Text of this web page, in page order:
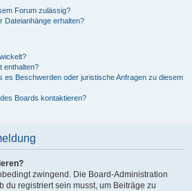
Forum zulässig?
Dateianhänge erhalten?
enthalten?
es Beschwerden oder juristische Anfragen zu diesem
Boards kontaktieren?
zwingend. Die Board-Administration
du registriert sein musst, um Beiträge zu